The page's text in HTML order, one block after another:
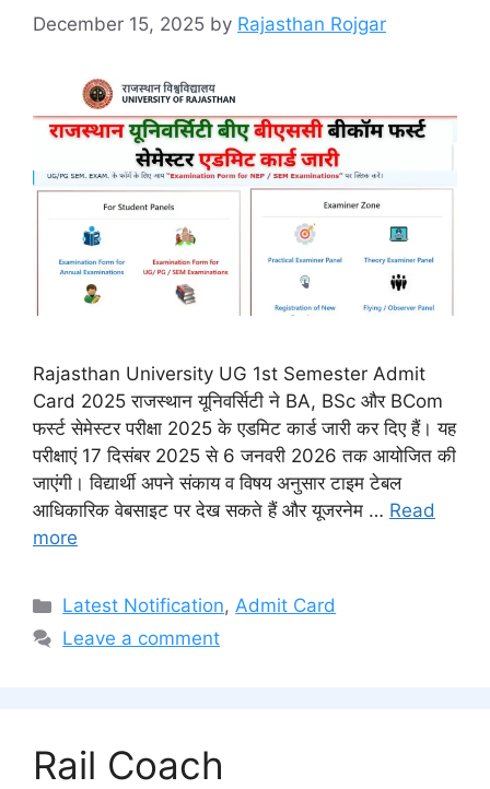
December 15, 2025 by Rajasthan Rojgar
Rajasthan University UG 1st Semester Admit
Card 2025 राजस्थान यूनिवर्सिटी ने BA, BSc और BCom
फर्स्ट सेमेस्टर परीक्षा 2025 के एडमिट कार्ड जारी कर दिए हैं। यह
परीक्षाएं 17 दिसंबर 2025 से 6 जनवरी 2026 तक आयोजित की
जाएंगी। विद्यार्थी अपने संकाय व विषय अनुसार टाइम टेबल
आधिकारिक वेबसाइट पर देख सकते हैं और यूजरनेम … Read
more
Categories
Latest Notification,Admit Card
Leave a comment
Rail Coach